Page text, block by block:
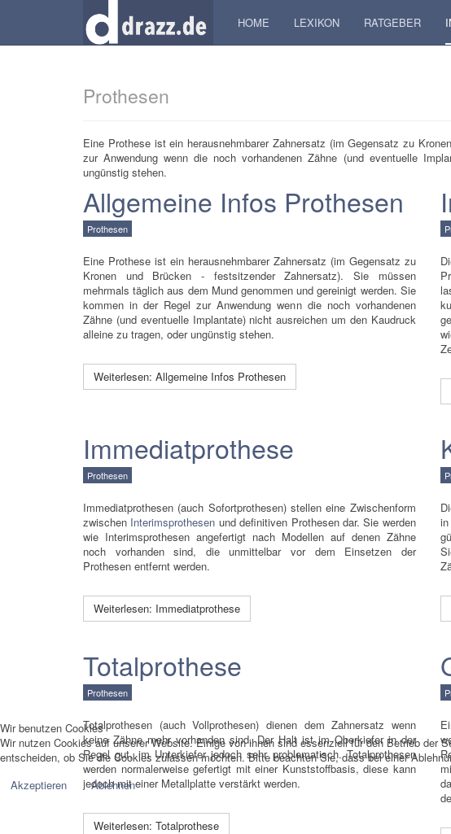
HOME LEXIKON RATGEBER
Prothesen
Eine Prothese ist ein herausnehmbarer Zahnersatz (im Gegensatz zu
zur Anwendung wenn die noch vorhandenen Zähne (und eventuelle
ungünstig stehen.
Allgemeine Infos Prothesen
Prothesen
Eine Prothese ist ein herausnehmbarer Zahnersatz (im Gegensatz zu
Kronen und Brücken - festsitzender Zahnersatz). Sie müssen
mehrmals täglich aus dem Mund genommen und gereinigt werden. Sie
kommen in der Regel zur Anwendung wenn die noch vorhandenen
Zähne (und eventuelle Implantate) nicht ausreichen um den Kaudruck
alleine zu tragen, oder ungünstig stehen.
Weiterlesen: Allgemeine Infos Prothesen
Immediatprothese
Prothesen
Immediatprothesen (auch Sofortprothesen) stellen eine Zwischenform
zwischen Interimsprothesen und definitiven Prothesen dar.Sie werden
wie Interimsprothesen angefertigt nach Modellen auf denen Zähne
noch vorhanden sind, die unmittelbar vor dem Einsetzen der
Prothesen entfernt werden.
Weiterlesen: Immediatprothese
Totalprothese
Prothesen
Totalprothesen (auch Vollprothesen) dienen dem Zahnersatz wenn
keine Zähne mehr vorhanden sind. Der Halt ist im Oberkiefer in der
Regel gut, im Unterkiefer jedoch sehr problematisch. Totalprothesen
werden normalerweise gefertigt mit einer Kunststoffbasis, diese kann
jedoch mit einer Metallplatte verstärkt werden.
Weiterlesen: Totalprothese
Wir benutzen Cookies
Wir nutzen Cookies auf unserer Website. Einige von ihnen sind essenziell für den Betrieb der
entscheiden, ob Sie die Cookies zulassen möchten. Bitte beachten Sie, dass bei einer
Akzeptieren
Ablehnen